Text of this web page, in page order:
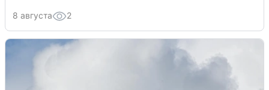
8 августа 2